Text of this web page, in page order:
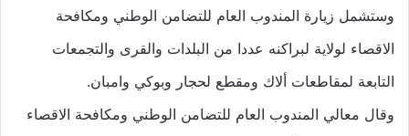
وستشمل زيارة المندوب العام للتضامن الوطني ومكافحة
الاقصاء لولاية لبراكنه عددا من البلدات والقرى والتجمعات
التابعة لمقاطعات ألاك ومقطع لحجار وبوكي وامبان.
وقال معالي المندوب العام للتضامن الوطني ومكافحة الاقصاء